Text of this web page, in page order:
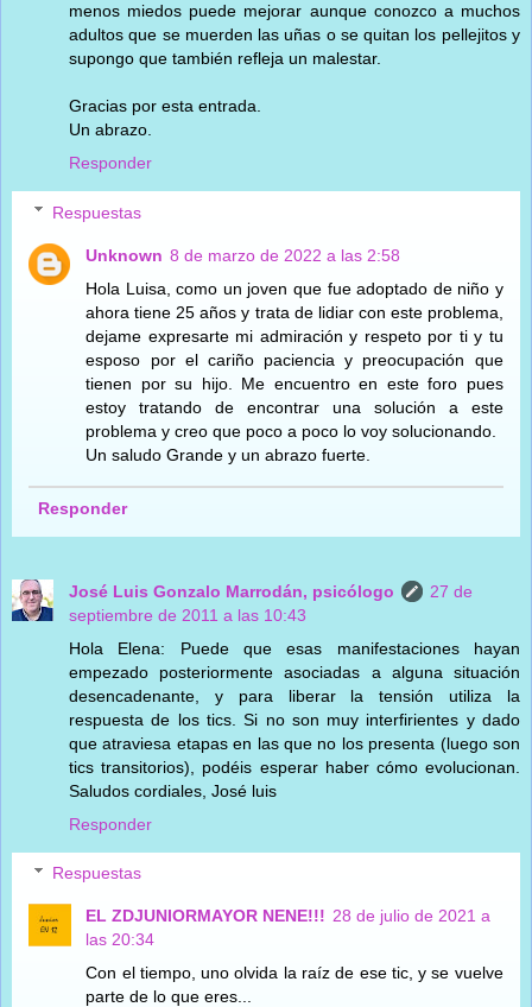
menos miedos puede mejorar aunque conozco a muchos
adultos que se muerden las uñas o se quitan los pellejitos y
supongo que también refleja un malestar.
Gracias por esta entrada.
Un abrazo.
Responder
Respuestas
Unknown 8 de marzo de 2022 a las 2:58
Hola Luisa, como un joven que fue adoptado de niño y
ahora tiene 25 años y trata de lidiar con este problema,
dejame expresarte mi admiración y respeto por ti y tu
esposo por el cariño paciencia y preocupación que
tienen por su hijo. Me encuentro en este foro pues
estoy tratando de encontrar una solución a este
problema y creo que poco a poco lo voy solucionando.
Un saludo Grande y un abrazo fuerte.
Responder
José Luis Gonzalo Marrodán, psicólogo
27 de
septiembre de 2011 a las 10:43
Hola Elena: Puede que esas manifestaciones hayan
empezado posteriormente asociadas a alguna situación
desencadenante, y para liberar la tensión utiliza la
respuesta de los tics. Si no son muy interfirientes y dado
que atraviesa etapas en las que no los presenta (luego son
tics transitorios), podéis esperar haber cómo evolucionan.
Saludos cordiales, José luis
Responder
Respuestas
EL ZDJUNIORMAYOR NENE!!! 28 de julio de 2021 a
las 20:34
Con el tiempo, uno olvida la raíz de ese tic, y se vuelve
parte de lo que eres...